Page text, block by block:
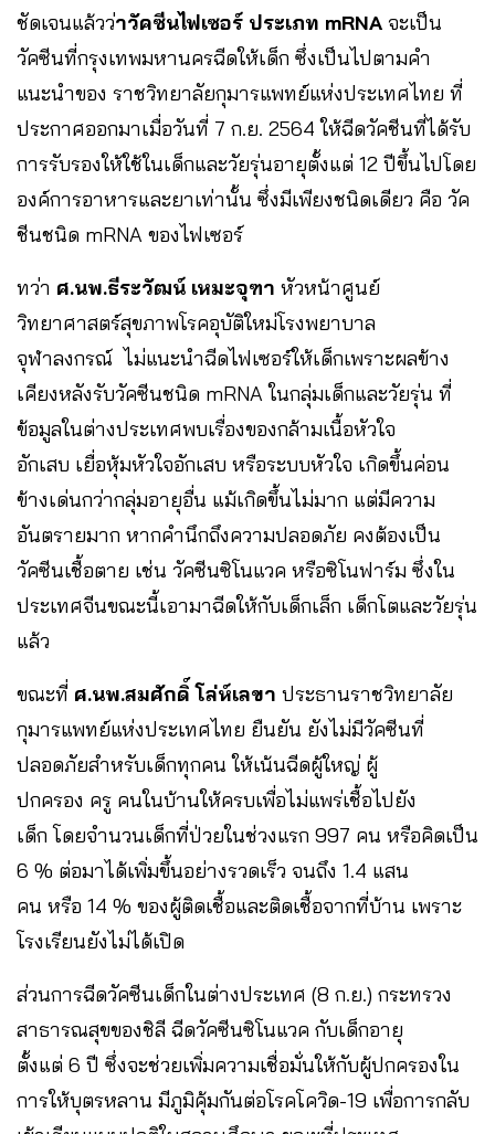
ชัดเจนแล้วว่าวัคซีนไฟเซอร์ ประเภท mRNA จะเป็น
วัคซีนที่กรุงเทพมหานครฉีดให้เด็ก ซึ่งเป็นไปตามคำ
แนะนำของ ราชวิทยาลัยกุมารแพทย์แห่งประเทศไทย ที่
ประกาศออกมาเมื่อวันที่ 7 ก.ย. 2564 ให้ฉีดวัคชีนที่ได้รับ
การรับรองให้ใช้ในเด็กและวัยรุ่นอายุตั้งแต่ 12 ปีขึ้นไปโดย
องค์การอาหารและยาเท่านั้น ซึ่งมีเพียงชนิดเดียว คือ วัค
ชีนชนิด mRNA ของไฟเซอร์
ทว่า ศ.นพ.ธีระวัฒน์ เหมะจุฑา หัวหน้าศูนย์
วิทยาศาสตร์สุขภาพโรคอุบัติใหม่โรงพยาบาล
จุฬาลงกรณ์ ไม่แนะนำฉีดไฟเซอร์ให้เด็กเพราะผลข้าง
เคียงหลังรับวัคซีนชนิด mRNA ในกลุ่มเด็กและวัยรุ่น ที่
ข้อมูลในต่างประเทศพบเรื่องของกล้ามเนื้อหัวใจ
อักเสบ เยื่อหุ้มหัวใจอักเสบ หรือระบบหัวใจ เกิดขึ้นค่อน
ข้างเด่นกว่ากลุ่มอายุอื่น แม้เกิดขึ้นไม่มาก แต่มีความ
อันตรายมาก หากคำนึกถึงความปลอดภัย คงต้องเป็น
วัคซีนเชื้อตาย เช่น วัคซีนซิโนแวค หรือซิโนฟาร์ม ซึ่งใน
ประเทศจีนขณะนี้เอามาฉีดให้กับเด็กเล็ก เด็กโตและวัยรุ่น
แล้ว
ขณะที่ ศ.นพ.สมศักดิ์ โล่ห์เลขา ประธานราชวิทยาลัย
กุมารแพทย์แห่งประเทศไทย ยืนยัน ยังไม่มีวัคซีนที่
ปลอดภัยสำหรับเด็กทุกคน ให้เน้นฉีดผู้ใหญ่ ผู้
ปกครอง ครู คนในบ้านให้ครบเพื่อไม่แพร่เชื้อไปยัง
เด็ก โดยจำนวนเด็กที่ป่วยในช่วงแรก 997 คน หรือคิดเป็น
6 % ต่อมาได้เพิ่มขึ้นอย่างรวดเร็ว จนถึง 1.4 แสน
คน หรือ 14 % ของผู้ติดเชื้อและติดเชื้อจากที่บ้าน เพราะ
โรงเรียนยังไม่ได้เปิด
ส่วนการฉีดวัคซีนเด็กในต่างประเทศ (8 ก.ย.) กระทรวง
สาธารณสุขของชิลี ฉีดวัคซีนซิโนแวค กับเด็กอายุ
ตั้งแต่ 6 ปี ซึ่งจะช่วยเพิ่มความเชื่อมั่นให้กับผู้ปกครองใน
การให้บุตรหลาน มีภูมิคุ้มกันต่อโรคโควิด-19 เพื่อการกลับ